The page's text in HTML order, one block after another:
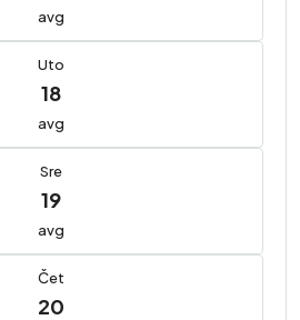
avg
Uto
18
avg
Sre
19
avg
Čet
20